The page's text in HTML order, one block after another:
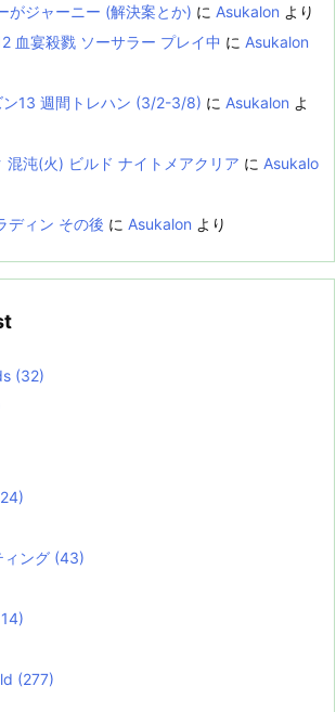
がジャーニー (解決案とか) に Asukalon より
血宴殺戮 ソーサラー プレイ中 に Asukalon
ン13 週間トレハン (3/2-3/8) に Asukalon よ
混沌(火) ビルド ナイトメアクリア に Asukalo
ディン その後 に Asukalon より
(32)
ィング (43)
(277)